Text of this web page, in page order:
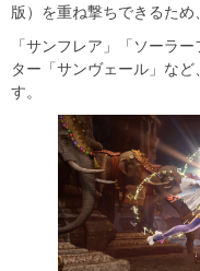
版）を重ね撃ちできるため
「サンフレア」「ソーラ
ター「サンヴェール」な
す。